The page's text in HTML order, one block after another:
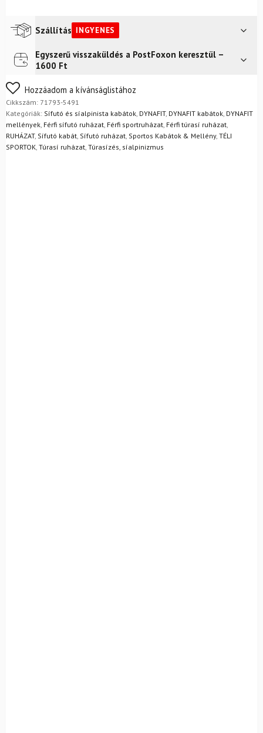
M
Fallrn
dzseki
Szállítás INGYENES
Futár a címreIngyenes
FoxPost
Egyszerű visszaküldés a PostFoxon keresztül –
1600 Ft
Nem biztos a választásában? Semmi gond – a terméket
egyszerűen visszaküldheti 14 napon belül, indoklás nélkül.
Mik a visszaküldés feltételei?
Hozzáadom a kívánságlistához
Cikkszám: 71793-5491
Kategóriák: Sífutó és síalpinista kabátok DYNAFIT, DYNAFIT kabátok DYNAFIT
mellények Férfi sífutó ruházat Férfi sportruházat Férfi túrasí ruházat
RUHÁZAT, Sífutó kabát Sífutó ruházat Sportos Kabátok & Mellény, TÉLI
SPORTOK Túrasí ruházat Túrasízés, síalpinizmus